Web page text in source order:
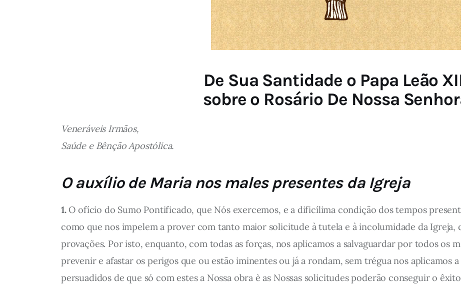
De Sua Santidade o Papa Leão
sobre o Rosário De Nossa
Veneráveis Irmãos,
Saúde e Bênção Apostólica.
O auxílio de Maria nos males presentes da Igreja
1.O ofício do Sumo Pontificado, que Nós exercemos, e a dificílima condição dos tempos
como que nos impelem a prover com tanto maior solicitude à tutela e à incolumidade da Igreja,
provações. Por isto, enquanto, com todas as forças, nos aplicamos a salvaguardar por todos os
prevenir e afastar os perigos que ou estão iminentes ou já a rondam, sem trégua nos aplicamos
persuadidos de que só com estes a Nossa obra è as Nossas solicitudes poderão conseguir o